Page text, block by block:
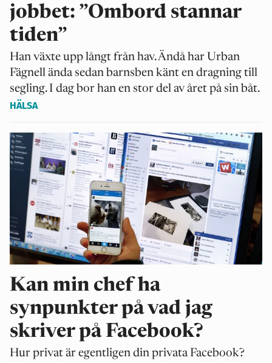
jobbet: ”Ombord stannar
tiden”
Han växte upp långt från hav. Ändå har Urban
Fägnell ända sedan barnsben känt en dragning till
segling. I dag bor han en stor del av året på sin båt.
HÄLSA
Kan min chef ha
synpunkter på vad jag
skriver på Facebook?
Hur privat är egentligen din privata Facebook?